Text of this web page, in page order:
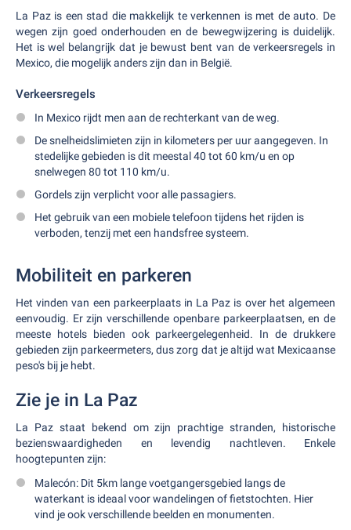
La Paz is een stad die makkelijk te verkennen is met de auto. De
wegen zijn goed onderhouden en de bewegwijzering is duidelijk.
Het is wel belangrijk dat je bewust bent van de verkeersregels in
Mexico, die mogelijk anders zijn dan in België.
Verkeersregels
In Mexico rijdt men aan de rechterkant van de weg.
De snelheidslimieten zijn in kilometers per uur aangegeven. In
stedelijke gebieden is dit meestal 40 tot 60 km/u en op
snelwegen 80 tot 110 km/u.
Gordels zijn verplicht voor alle passagiers.
Het gebruik van een mobiele telefoon tijdens het rijden is
verboden, tenzij met een handsfree systeem.
Mobiliteit en parkeren
Het vinden van een parkeerplaats in La Paz is over het algemeen
eenvoudig. Er zijn verschillende openbare parkeerplaatsen, en de
meeste hotels bieden ook parkeergelegenheid. In de drukkere
gebieden zijn parkeermeters, dus zorg dat je altijd wat Mexicaanse
peso's bij je hebt.
Zie je in La Paz
La Paz staat bekend om zijn prachtige stranden, historische
bezienswaardigheden en levendig nachtleven. Enkele
hoogtepunten zijn:
Malecón: Dit 5km lange voetgangersgebied langs de
waterkant is ideaal voor wandelingen of fietstochten. Hier
vind je ook verschillende beelden en monumenten.